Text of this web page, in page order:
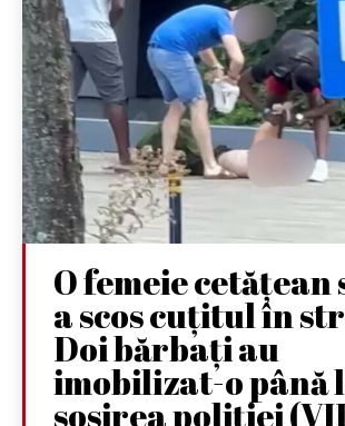
O femeie
a scos cuțitul în
Doi bărbați au
imobilizat-o până
sosirea poliției